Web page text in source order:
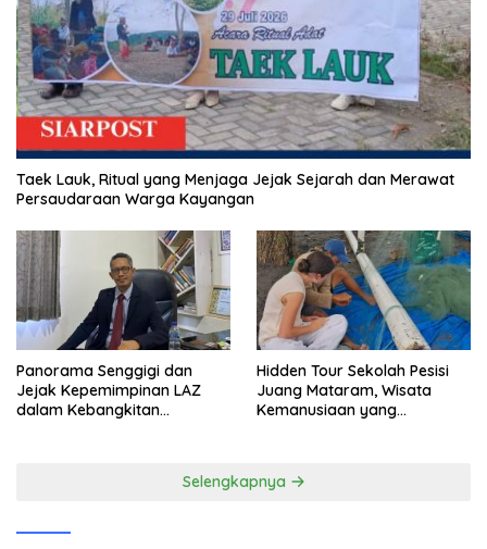
Taek Lauk, Ritual yang Menjaga Jejak Sejarah dan Merawat
Persaudaraan Warga Kayangan
Panorama Senggigi dan
Jejak Kepemimpinan LAZ
dalam Kebangkitan
Hidden Tour Sekolah Pesisi
Juang Mataram, Wisata
Kemanusiaan yang
Selengkapnya